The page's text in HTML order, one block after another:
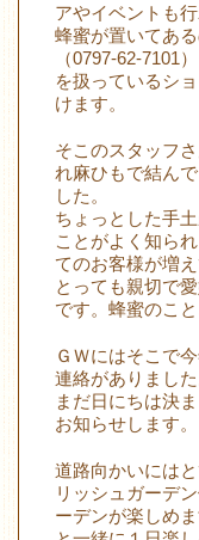
アやイベントも行
蜂蜜が置いてあ
（0797-62-7101
を扱っているシ
けます。
そこのスタッフ
れ麻ひもで結ん
した。
ちょっとした手
ことがよく知ら
てのお客様が増
とっても親切で
です。蜂蜜のこ
ＧＷにはそこで
連絡がありました
まだ日にちは決
お知らせします。
道路向かいには
リッシュガーデ
ーデンが楽しめ